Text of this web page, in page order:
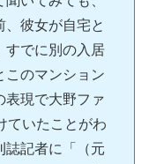
、彼女が自宅と
すでに別の入居
このマンション
表現で大野ファ
ていたことがわ
誌記者に「（元